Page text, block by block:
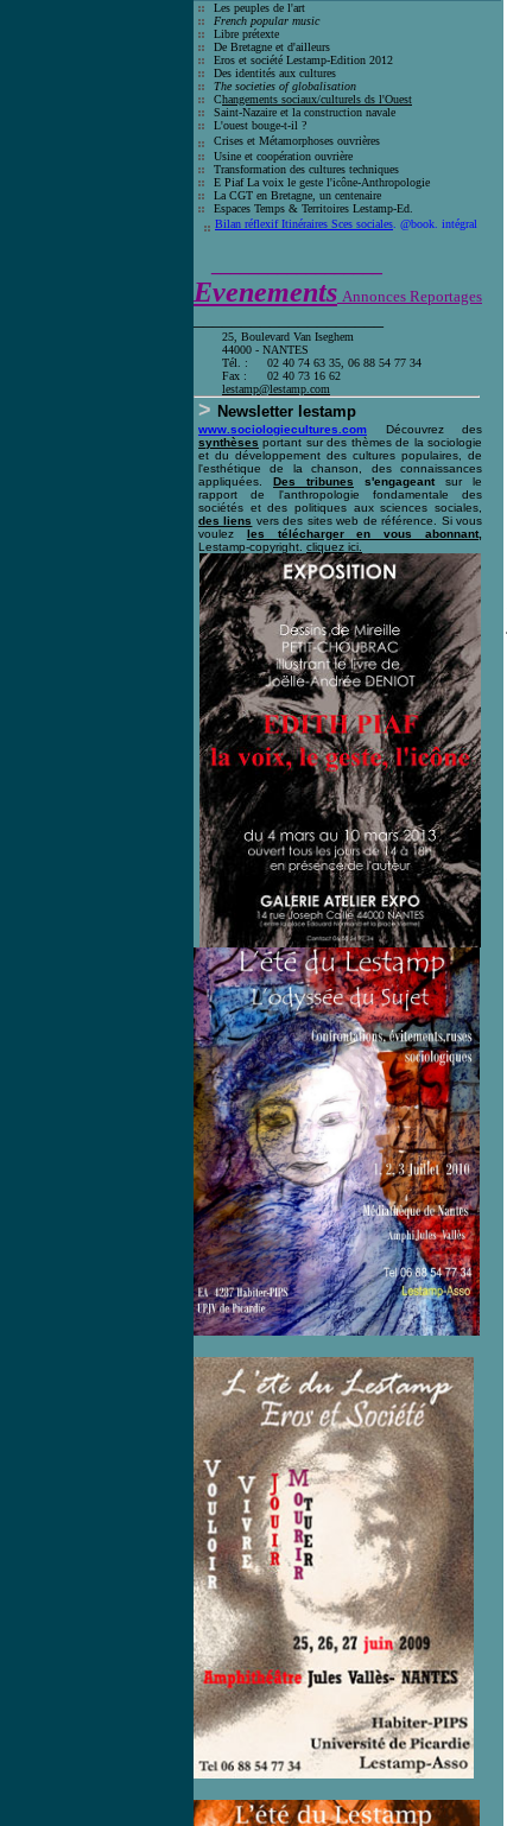
Les peuples de l'art
French popular music
Libre prétexte
De Bretagne et d'ailleurs
Eros et société Lestamp-Edition 2012
Des identités aux cultures
The societies of globalisation
Changements sociaux/culturels ds l'Ouest
Saint-Nazaire et la construction navale
L'ouest bouge-t-il ?
Crises et Métamorphoses ouvrières
Usine et coopération ouvrière
Transformation des cultures techniques
E Piaf La voix le geste l'icône-Anthropologie
La CGT en Bretagne, un centenaire
Espaces Temps & Territoires Lestamp-Ed
Bilan réflexif Itinéraires Sces sociales . @book. intégral
Evenements Annonces Reportages
25, Boulevard Van Iseghem
44000 - NANTES
Tél. :
Fax :
02 40 74 63 35, 06 88 54 77 34
02 40 73 16 62
lestamp@lestamp.com
> Newsletter lestamp
www.sociologiecultures.com
Découvrez des
synthèses portant sur des thèmes de la sociologie
et du développement des cultures populaires, de
l'esthétique de la chanson, des connaissances
appliquées. Des tribunes s'engageant sur le
rapport de l'anthropologie fondamentale des
sociétés et des politiques aux sciences sociales,
des liens vers des sites web de référence. Si vous
voulez les télécharger en vous abonnant,
Lestamp-copyright. cliquez ici